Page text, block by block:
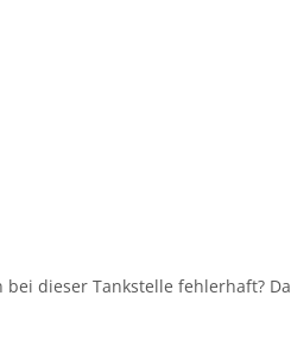
dieser Tankstelle fehlerhaft?